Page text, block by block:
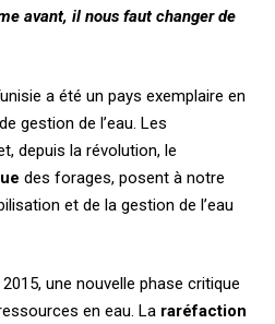
avant, il nous faut changer de
a été un pays exemplaire en
gestion de l’eau. Les
depuis la révolution, le
des forages, posent à notre
et de la gestion de l’eau
une nouvelle phase critique
en eau. La raréfaction